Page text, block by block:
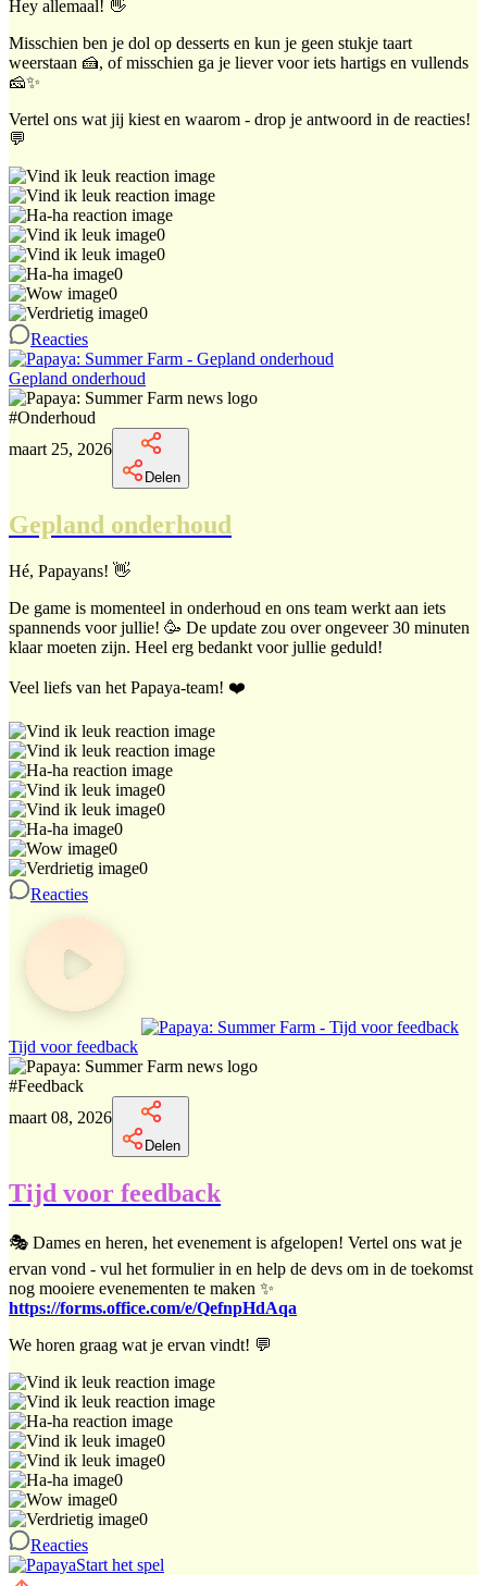
Hey allemaal! 👋
Misschien ben je dol op desserts en kun je geen stukje taart
weerstaan 🍰, of misschien ga je liever voor iets hartigs en vullends
🧀✨
Vertel ons wat jij kiest en waarom - drop je antwoord in de reacties!
💬
0
0
0
0
0
Reacties
Gepland onderhoud
#Onderhoud
maart 25, 2026
Delen
Gepland onderhoud
Hé, Papayans! 👋
De game is momenteel in onderhoud en ons team werkt aan iets
spannends voor jullie! 🥳 De update zou over ongeveer 30 minuten
klaar moeten zijn. Heel erg bedankt voor jullie geduld!
Veel liefs van het Papaya-team! ❤️
0
0
0
0
0
Reacties
Tijd voor feedback
#Feedback
maart 08, 2026
Delen
Tijd voor feedback
🎭 Dames en heren, het evenement is afgelopen! Vertel ons wat je
ervan vond - vul het formulier in en help de devs om in de toekomst
nog mooiere evenementen te maken ✨
https://forms.office.com/e/QefnpHdAqa
We horen graag wat je ervan vindt! 💬
0
0
0
0
0
Reacties
Start het spel